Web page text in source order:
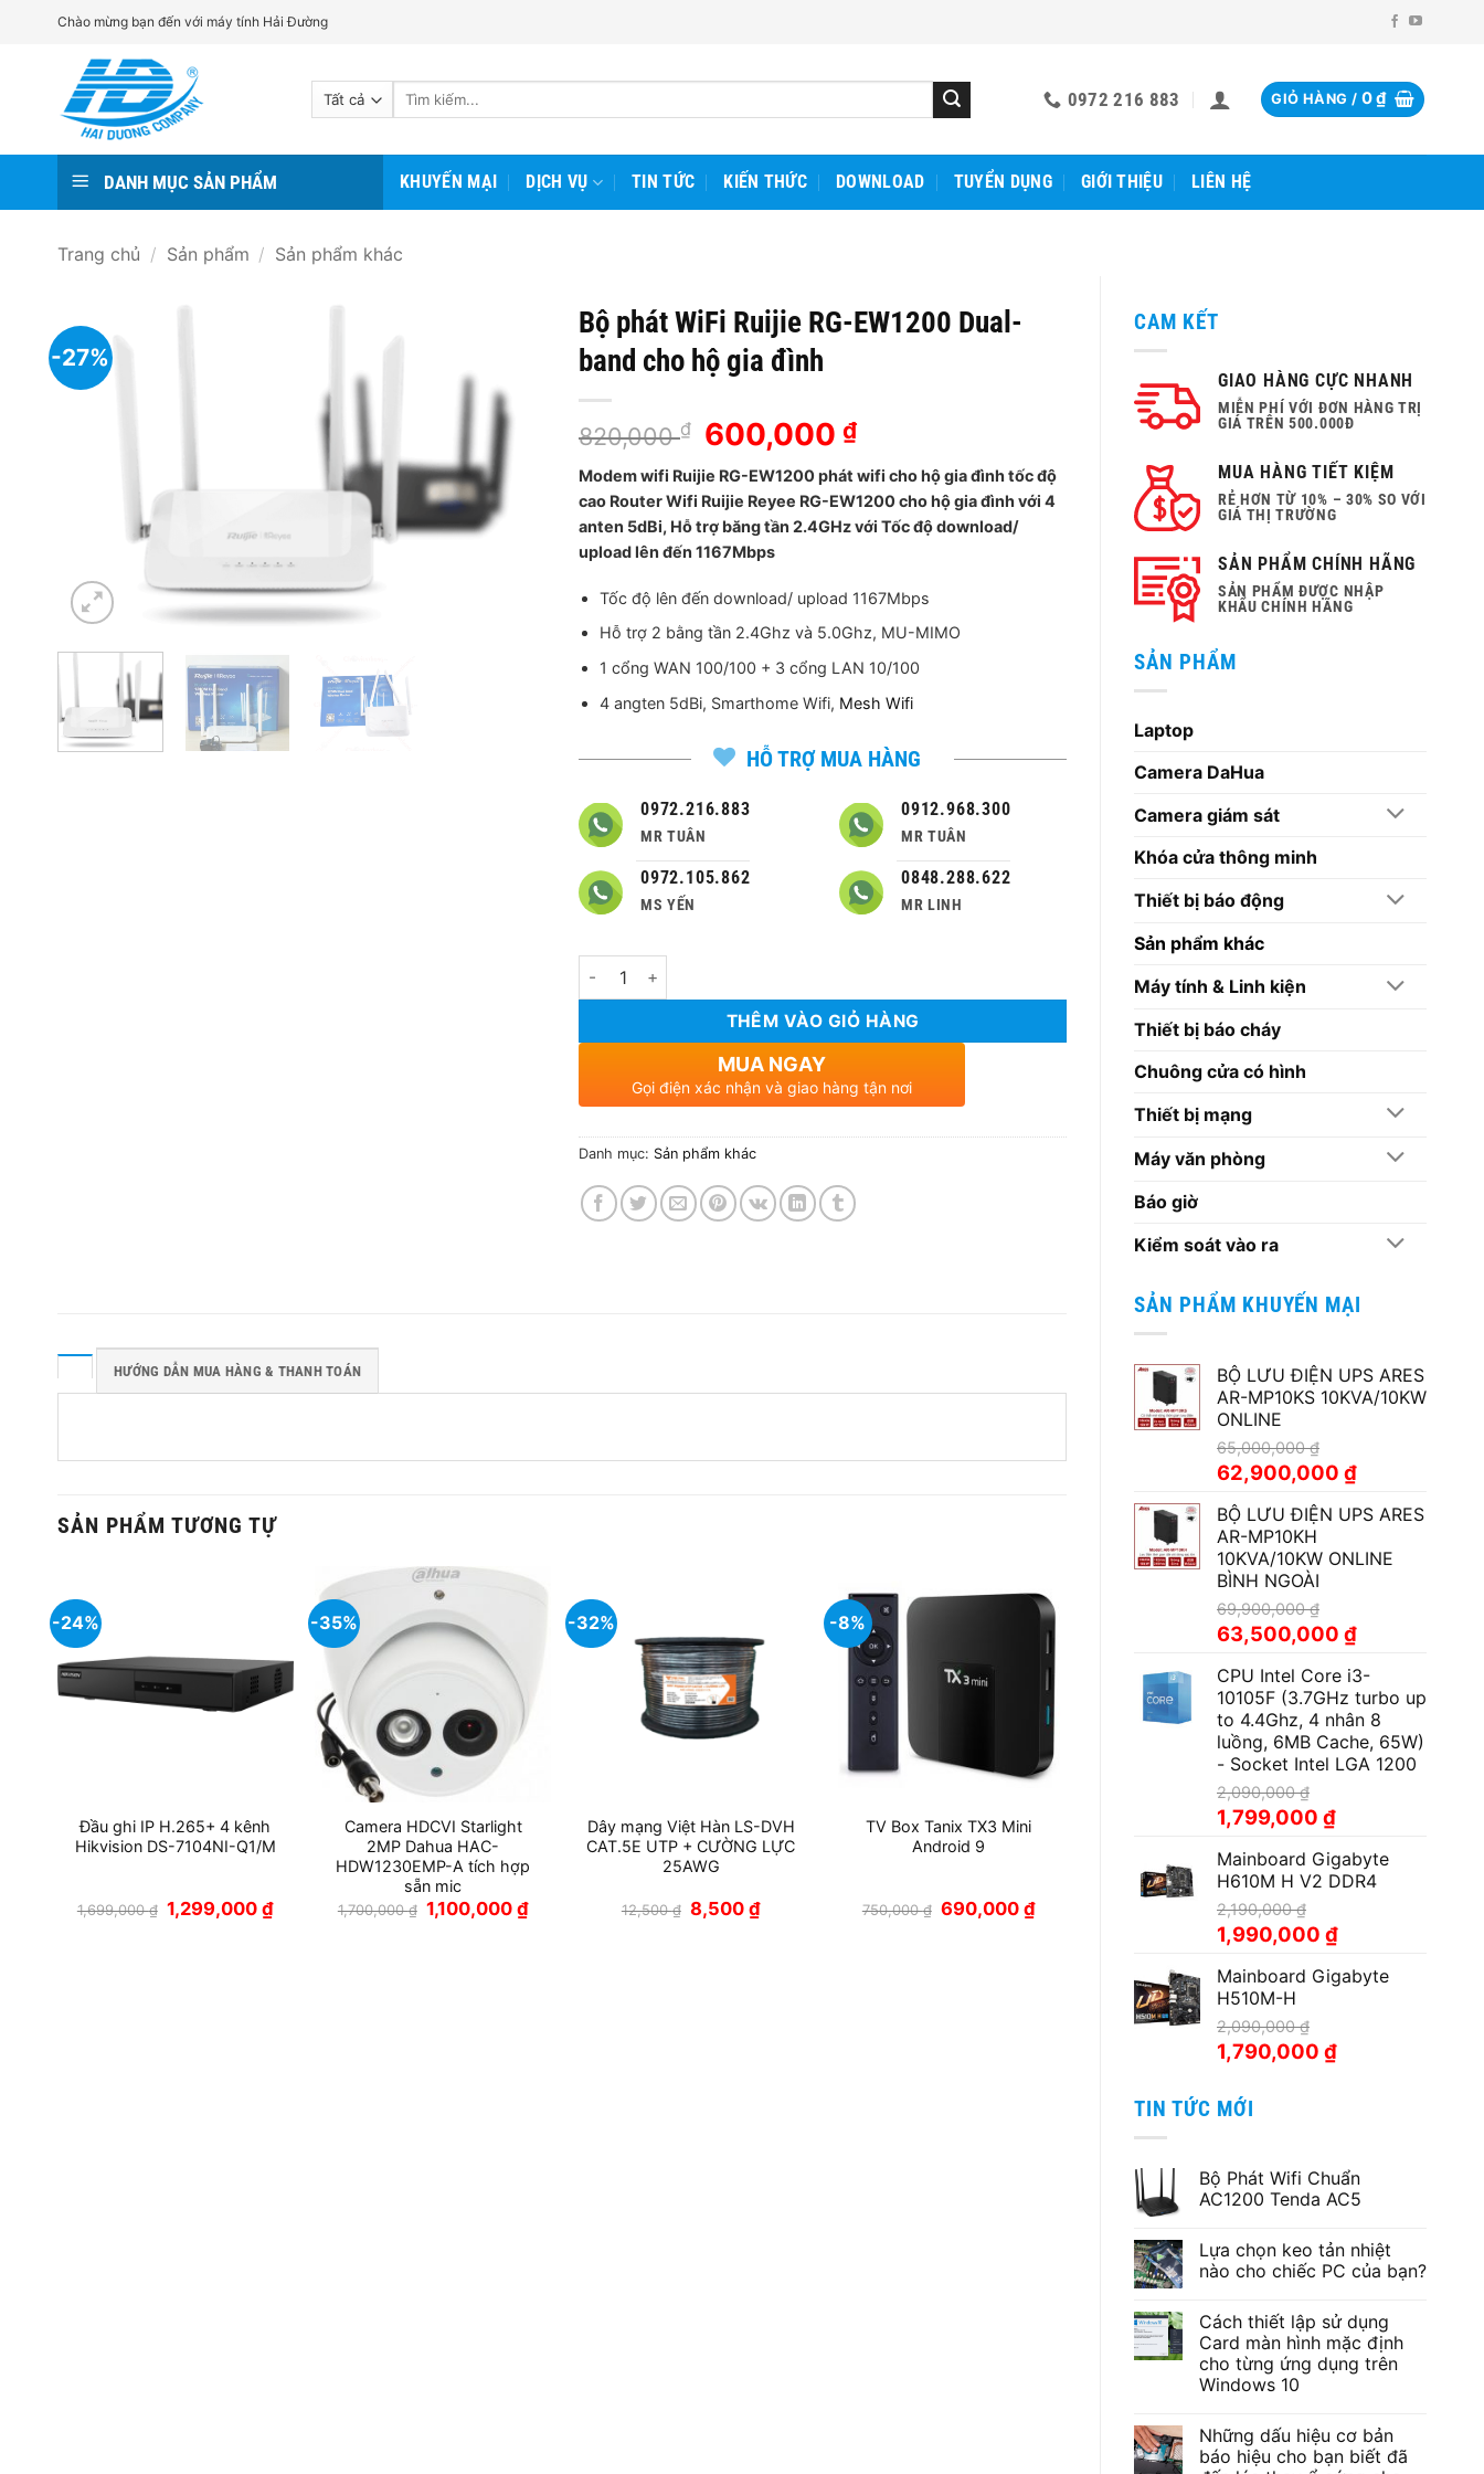
Chào mừng bạn đến với máy tính Hải Đường
Tìm
0972 216 883 GIỎ HÀNG / 0₫
DANH MỤC SẢN PHẨM KHUYẾN MẠI DỊCH VỤ TIN TỨC KIẾN THỨC DOWNLOAD TUYỂN DỤNG GIỚI THIỆU LIÊN HỆ
Trang chủ / Sản phẩm / Sản phẩm khác
CAM KẾT
GIAO HÀNG CỰC NHANH
MIỄN PHÍ VỚI ĐƠN HÀNG TRỊ
GIÁ TRÊN 500.000Đ
MUA HÀNG TIẾT KIỆM
RẺ HƠN TỪ 10% – 30% SO VỚI
GIÁ THỊ TRƯỜNG
SẢN PHẨM CHÍNH HÃNG
SẢN PHẨM ĐƯỢC NHẬP
KHẨU CHÍNH HÃNG
SẢN PHẨM
Laptop
Camera DaHua
Camera giám sát
Khóa cửa thông minh
Thiết bị báo động
Sản phẩm khác
Máy tính & Linh kiện
Thiết bị báo cháy
Chuông cửa có hình
Thiết bị mạng
Máy văn phòng
Báo giờ
Kiểm soát vào ra
SẢN PHẨM KHUYẾN MẠI
BỘ LƯU ĐIỆN UPS ARES
AR-MP10KS 10KVA/10KW
ONLINE
65,000,000₫
Giá
gốc
là:
65,000,000 ₫.
62,900,000 ₫Giá
tại
62,900,000 ₫.
BỘ LƯU ĐIỆN UPS ARES
AR-MP10KH
10KVA/10KW ONLINE
BÌNH NGOÀI
69,900,000₫
Giá
gốc
là:
69,900,000 ₫.
63,500,000 ₫Giá
tại
là:
63,500,000 ₫.
CPU Intel Core i3-
10105F (3.7GHz turbo up
to 4.4Ghz, 4 nhân 8
luồng, 6MB Cache, 65W)
- Socket Intel LGA 1200
2,090,000₫
Giá
gốc
là:
2,090,000 ₫.
1,799,000 ₫Giá
tại
là:
Mainboard Gigabyte
H610M H V2 DDR4
2,190,000₫
Giá
gốc
là:
2,190,000 ₫.
1,990,000 ₫Giá
tại
Mainboard Gigabyte
H510M-H
2,090,000₫
Giá
gốc
2,090,000 ₫.
1,790,000 ₫Giá
TIN TỨC MỚI
Bộ Phát Wifi Chuẩn
AC1200 Tenda AC5
bình
luận
ở
Wifi
Chuẩn
AC1200
Tenda
AC5
Lựa chọn keo tản nhiệt
nào cho chiếc PC của bạn?
bình
luận
ở
Lựa
chọn
keo
nào
cho
chiếc
Cách thiết lập sử dụng
Card màn hình mặc định
cho từng ứng dụng trên
Windows 10
bình
luận
ở
Những dấu hiệu cơ bản
báo hiệu cho bạn biết đã
-27%
Bộ phát WiFi Ruijie RG-EW1200 Dual-
band cho hộ gia đình
820,000₫
Giá
là:
820,000 ₫.
600,000₫Giá
tại
là:
600,000 ₫.
Modem wifi Ruijie RG-EW1200 phát wifi cho hộ gia đình tốc độ
cao Router Wifi Ruijie Reyee RG-EW1200 cho hộ gia đình với 4
anten 5dBi, Hỗ trợ băng tần 2.4GHz với Tốc độ download/
upload lên đến 1167Mbps
Tốc độ lên đến download/ upload 1167Mbps
Hỗ trợ 2 bằng tần 2.4Ghz và 5.0Ghz, MU-MIMO
1 cổng WAN 100/100 + 3 cổng LAN 10/100
4 angten 5dBi, Smarthome Wifi, Mesh Wifi
HỖ TRỢ MUA HÀNG
0972.216.883
MR TUÂN
0972.105.862
MS YẾN
0912.968.300
MR TUÂN
0848.288.622
MR LINH
Số lượng
THÊM VÀO GIỎ HÀNG
MUA NGAY
Gọi điện xác nhận và giao hàng tận nơi
Danh mục: Sản phẩm khác
HƯỚNG DẪN MUA HÀNG & THANH TOÁN
SẢN PHẨM TƯƠNG TỰ
-24%
Đầu ghi IP H.265+ 4 kênh
Hikvision DS-7104NI-Q1/M
1,699,000₫ Giá
gốc
1,299,000 ₫Giá
hiện
-35%
Camera HDCVI Starlight
2MP Dahua HAC-
HDW1230EMP-A tích hợp
sẵn mic
1,700,000₫ Giá
gốc
1,100,000 ₫Giá
hiện
-32%
Dây mạng Việt Hàn LS-DVH
CAT.5E UTP + CƯỜNG LỰC
25AWG
12,500₫ Giá
gốc
8,500 ₫Giá
hiện
-8%
TV Box Tanix TX3 Mini
Android 9
750,000₫ Giá
gốc
690,000 ₫Giá
hiện